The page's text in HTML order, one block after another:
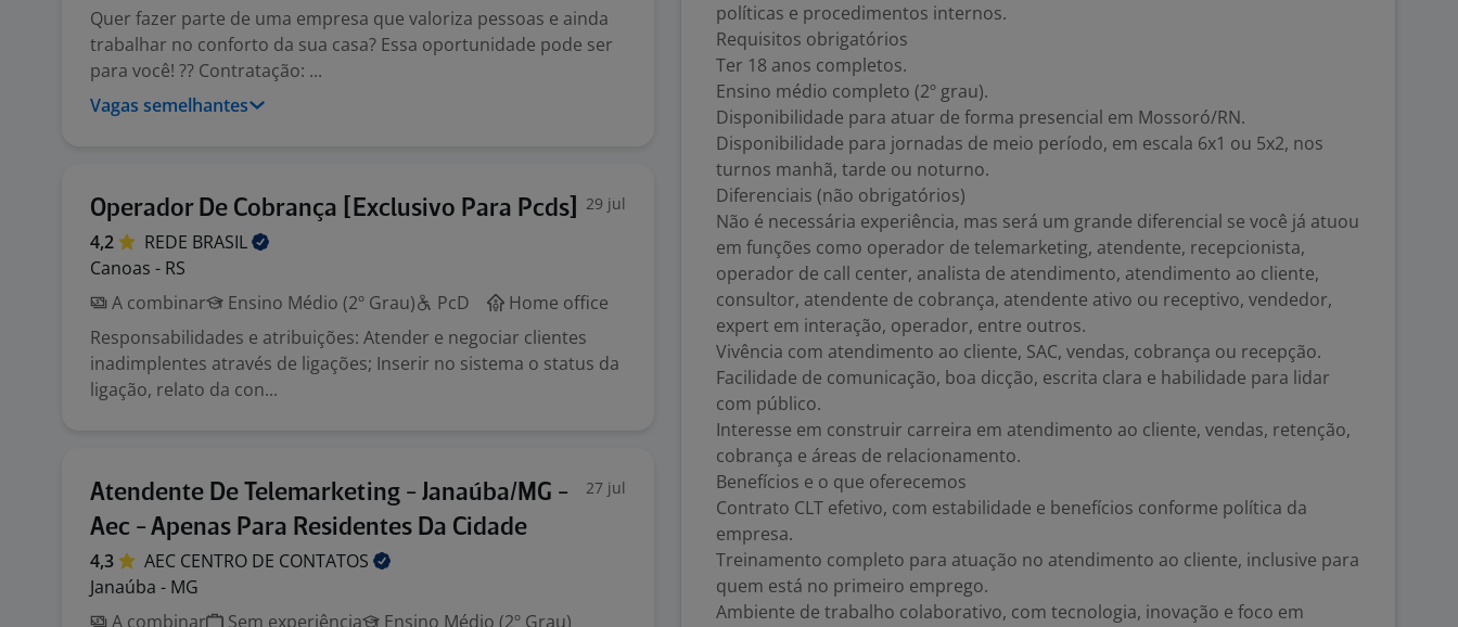
Quer fazer parte de uma empresa que valoriza pessoas e ainda
trabalhar no conforto da sua casa? Essa oportunidade pode ser
para você! ?? Contratação: ...
Vagas semelhantes
Operador De Cobrança [Exclusivo Para Pcds] 29 jul
4,2 REDE BRASIL
Canoas - RS
A combinar
Ensino Médio (2º Grau) PcD
Home office
Responsabilidades e atribuições: Atender e negociar clientes
inadimplentes através de ligações; Inserir no sistema o status da
ligação, relato da con...
Atendente De Telemarketing - Janaúba/MG -
Aec - Apenas Para Residentes Da Cidade
27 jul
4,3 AEC CENTRO DE CONTATOS
Janaúba - MG
A combinar
Sem experiência
Ensino Médio (2º Grau)
políticas e procedimentos internos.
Requisitos obrigatórios
Ter 18 anos completos.
Ensino médio completo (2º grau).
Disponibilidade para atuar de forma presencial em Mossoró/RN.
Disponibilidade para jornadas de meio período, em escala 6x1 ou 5x2, nos
turnos manhã, tarde ou noturno.
Diferenciais (não obrigatórios)
Não é necessária experiência, mas será um grande diferencial se você já atuou
em funções como operador de telemarketing, atendente, recepcionista,
operador de call center, analista de atendimento, atendimento ao cliente,
consultor, atendente de cobrança, atendente ativo ou receptivo, vendedor,
expert em interação, operador, entre outros.
Vivência com atendimento ao cliente, SAC, vendas, cobrança ou recepção.
Facilidade de comunicação, boa dicção, escrita clara e habilidade para lidar
com público.
Interesse em construir carreira em atendimento ao cliente, vendas, retenção,
cobrança e áreas de relacionamento.
Benefícios e o que oferecemos
Contrato CLT efetivo, com estabilidade e benefícios conforme política da
empresa.
Treinamento completo para atuação no atendimento ao cliente, inclusive para
quem está no primeiro emprego.
Ambiente de trabalho colaborativo, com tecnologia, inovação e foco em